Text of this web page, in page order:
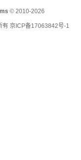
© 2010-2026
有 京ICP备17063842号-1